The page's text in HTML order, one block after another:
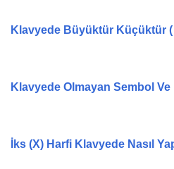
Klavyede Büyüktür Küçüktür (
Klavyede Olmayan Sembol Ve
İks (X) Harfi Klavyede Nasıl